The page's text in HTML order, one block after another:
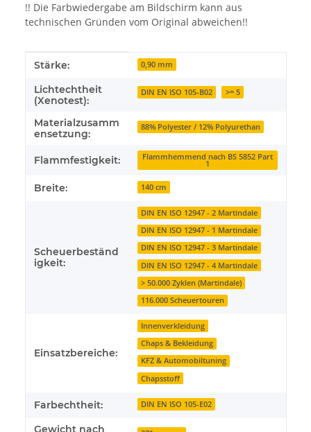
!! Die Farbwiedergabe am Bildschirm kann aus
technischen Gründen vom Original abweichen!!
Produkteigenschaft
Wert
Stärke: 0,90 mm
Lichtechtheit
(Xenotest):
DIN EN ISO 105-B02 >= 5
Materialzusamm
ensetzung:
88% Polyester / 12% Polyurethan
Flammfestigkeit: Flammhemmend nach BS 5852 Part
1
Breite: 140 cm
Scheuerbeständ
igkeit:
DIN EN ISO 12947 - 2 Martindale
DIN EN ISO 12947 - 1 Martindale
DIN EN ISO 12947 - 3 Martindale
DIN EN ISO 12947 - 4 Martindale
> 50.000 Zyklen (Martindale)
116.000 Scheuertouren
Einsatzbereiche:
Innenverkleidung
Chaps & Bekleidung
KFZ & Automobiltuning
Chapsstoff
Farbechtheit: DIN EN ISO 105-E02
Gewicht nach